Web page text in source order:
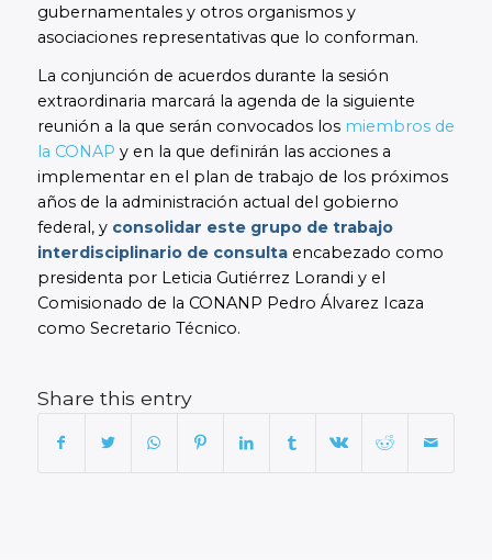
gubernamentales y otros organismos y
asociaciones representativas que lo conforman.
La conjunción de acuerdos durante la sesión
extraordinaria marcará la agenda de la siguiente
reunión a la que serán convocados los miembros de
la CONAP y en la que definirán las acciones a
implementar en el plan de trabajo de los próximos
años de la administración actual del gobierno
federal, y consolidar este grupo de trabajo
interdisciplinario de consultaencabezado como
presidenta por Leticia Gutiérrez Lorandi y el
Comisionado de la CONANP Pedro Álvarez Icaza
como Secretario Técnico.
Share this entry